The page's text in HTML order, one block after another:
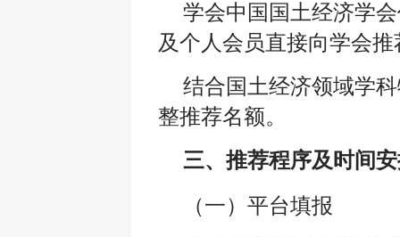
学会中国国土经济学
及个人会员直接向学会推
结合国土经济领域学
整推荐名额。
三、推荐程序及时间
（一）平台填报